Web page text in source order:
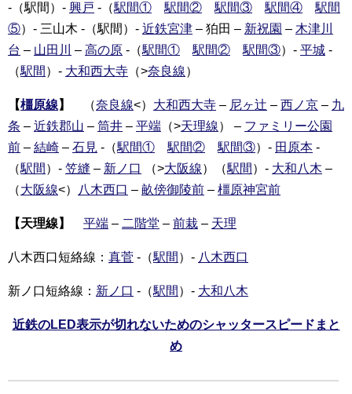
-（駅間）- 興戸 -（駅間① 駅間② 駅間③ 駅間④
駅間
⑤）- 三山木 -（駅間）- 近鉄宮津 – 狛田 – 新祝園 – 木津川
台 – 山田川 – 高の原 -（駅間① 駅間② 駅間③）- 平城 -
（駅間 ）- 大和西大寺 （>奈良線）
【橿原線】 （奈良線<） 大和西大寺 – 尼ヶ辻 – 西ノ京 – 九
条 – 近鉄郡山 – 筒井 – 平端 （>天理線） – ファミリー公園
前 – 結崎 – 石見 -（駅間① 駅間② 駅間③）- 田原本 -
（駅間 ）- 笠縫 – 新ノ口 （>大阪線）（駅間 ）- 大和八木 –
（大阪線<） 八木西口 – 畝傍御陵前 – 橿原神宮前
【天理線】 平端 – 二階堂 – 前栽 – 天理
八木西口短絡線： 真菅 -（駅間 ）- 八木西口
新ノ口短絡線： 新ノ口 -（駅間 ）- 大和八木
近鉄のLED表示が切れないためのシャッタースピードまと
め